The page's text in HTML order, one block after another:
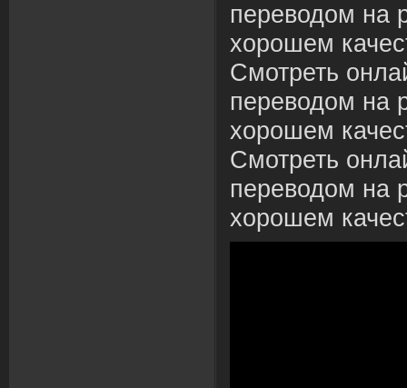
переводом на
хорошем
Смотреть
переводом на
хорошем
Смотреть
переводом на
хорошем